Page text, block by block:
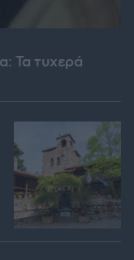
Τα τυχερά